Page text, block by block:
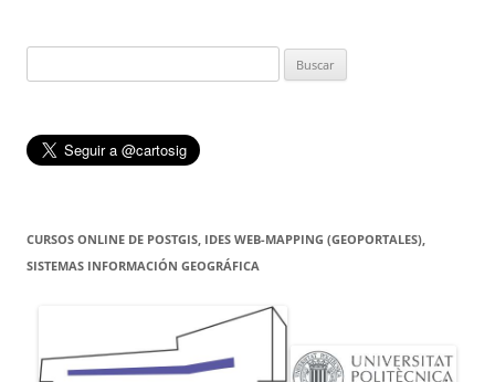
CURSOS ONLINE DE POSTGIS, IDES WEB-MAPPING (GEOPORTALES),
SISTEMAS INFORMACIÓN GEOGRÁFICA